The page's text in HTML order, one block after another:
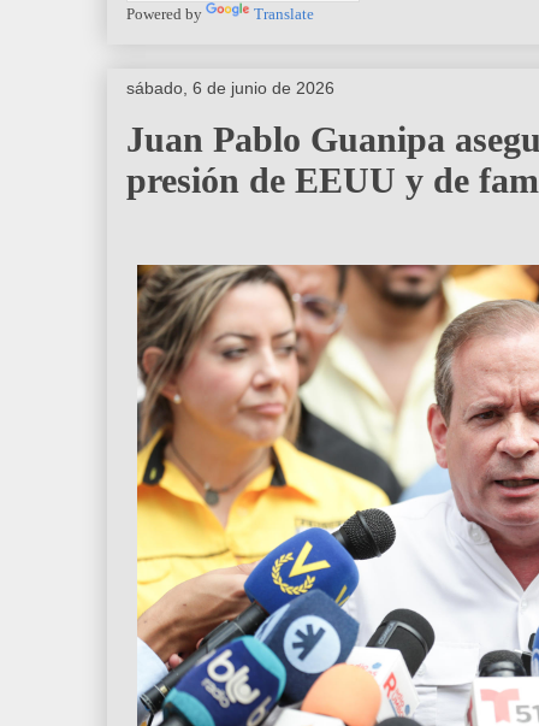
Powered by Translate
sábado, 6 de junio de 2026
Juan Pablo Guanipa
presión de EEUU y de